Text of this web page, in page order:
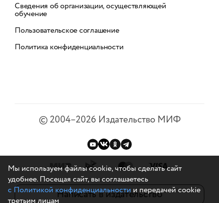
Сведения об организации, осуществляющей
обучение
Пользовательское соглашение
Политика конфиденциальности
©2004–2026 Издательство МИФ
Написать в издательство
Мы используем файлы cookie, чтобы сделать сайт
удобнее. Посещая сайт, вы соглашаетесь
с Политикой конфиденциальностии передачей cookie